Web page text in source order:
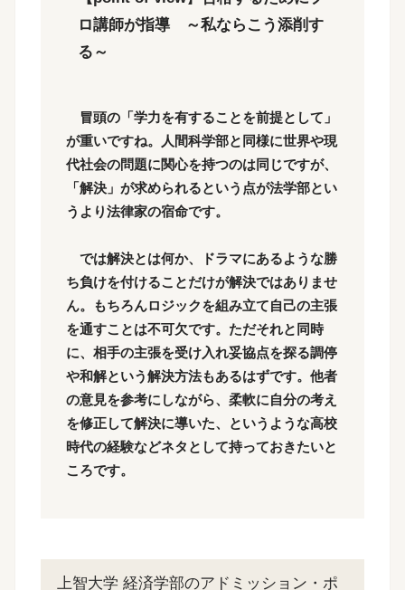
ロ講師が指導 ～私ならこう添削す
る～
冒頭の「学力を有することを前提として」
が重いですね。人間科学部と同様に世界や現
代社会の問題に関心を持つのは同じですが、
「解決」が求められるという点が法学部とい
うより法律家の宿命です。
では解決とは何か、ドラマにあるような勝
ち負けを付けることだけが解決ではありませ
ん。もちろんロジックを組み立て自己の主張
を通すことは不可欠です。ただそれと同時
に、相手の主張を受け入れ妥協点を探る調停
や和解という解決方法もあるはずです。他者
の意見を参考にしながら、柔軟に自分の考え
を修正して解決に導いた、というような高校
時代の経験などネタとして持っておきたいと
ころです。
上智大学 経済学部のアドミッション・ポ